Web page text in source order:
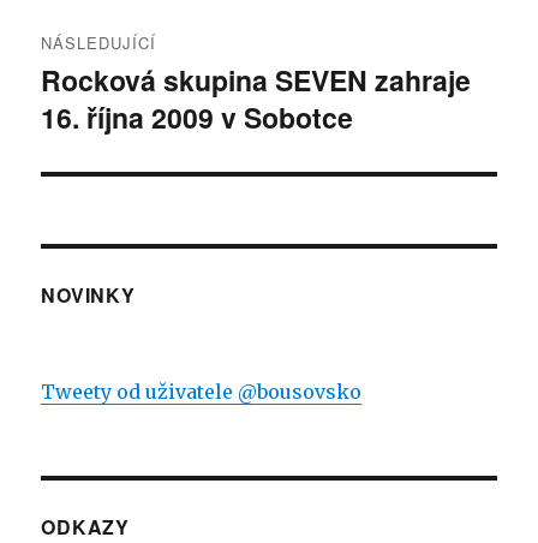
NÁSLEDUJÍCÍ
Následující
příspěvek:
Rocková skupina SEVEN zahraje
16. října 2009 v Sobotce
NOVINKY
Tweety od uživatele @bousovsko
ODKAZY